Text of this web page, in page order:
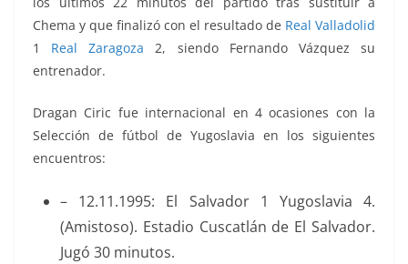
Chema y que finalizó con el resultado de Real Valladolid
1
Real Zaragoza 2, siendo Fernando Vázquez su
entrenador.
Dragan Ciric fue internacional en 4 ocasiones con la
Selección de fútbol de Yugoslavia en los siguientes
encuentros:
– 12.11.1995: El Salvador 1 Yugoslavia 4.
(Amistoso). Estadio Cuscatlán de El Salvador.
Jugó 30 minutos.